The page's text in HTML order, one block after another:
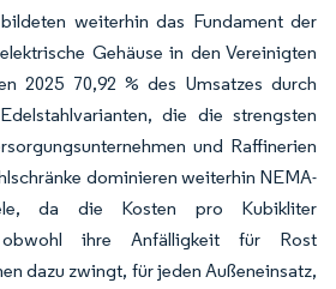
weiterhin das Fundament der
Gehäuse in den Vereinigten
2025 70,92 % des Umsatzes durch
die die strengsten
und Raffinerien
dominieren weiterhin NEMA-
da die Kosten pro Kubikliter
ihre Anfälligkeit für Rost
dazu zwingt, für jeden Außeneinsatz,